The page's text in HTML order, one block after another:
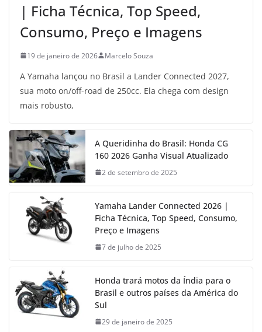
| Ficha Técnica, Top Speed,
Consumo, Preço e Imagens
19 de janeiro de 2026 Marcelo Souza
A Yamaha lançou no Brasil a Lander Connected 2027,
sua moto on/off-road de 250cc. Ela chega com design
mais robusto,
A Queridinha do Brasil: Honda CG
160 2026 Ganha Visual Atualizado
2 de setembro de 2025
Yamaha Lander Connected 2026 |
Ficha Técnica, Top Speed, Consumo,
Preço e Imagens
7 de julho de 2025
Honda trará motos da Índia para o
Brasil e outros países da América do
Sul
29 de janeiro de 2025